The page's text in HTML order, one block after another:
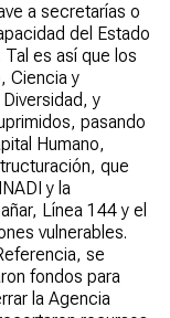
a secretarías o
del Estado
es así que los
Ciencia y
y
pasando
Humano,
que
y la
Línea 144 y el
vulnerables.
se
fondos para
la Agencia